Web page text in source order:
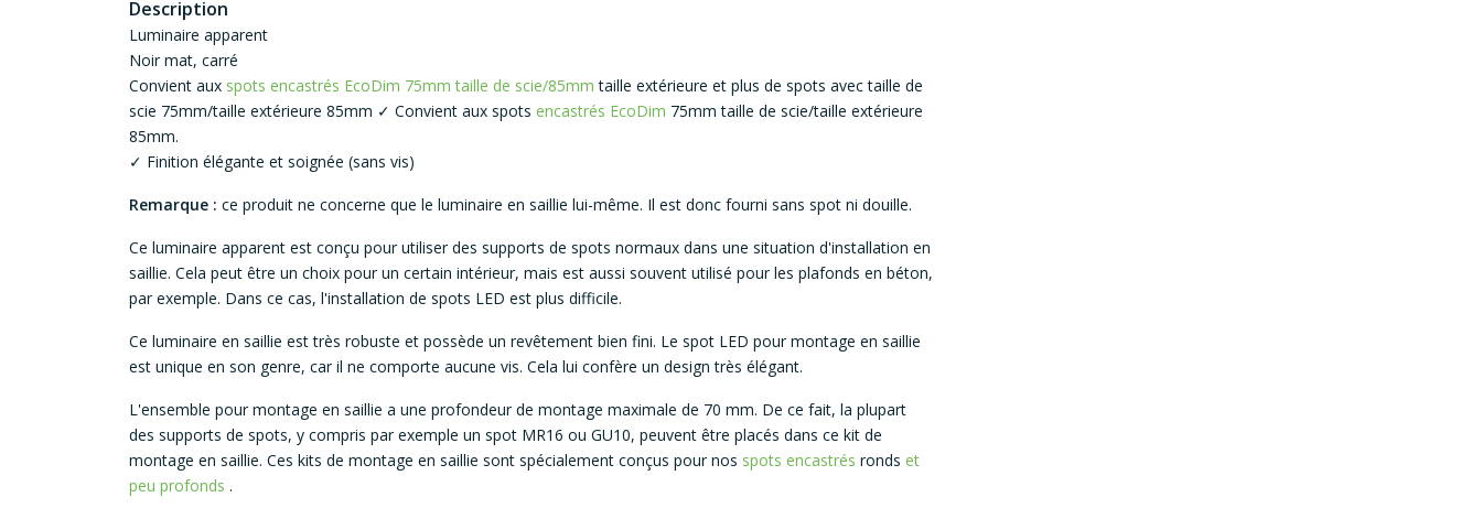
Description
Luminaire apparent
Noir mat, carré
Convient aux spots encastrés EcoDim 75mm taille de scie/85mm taille extérieure et plus de spots avec taille de
scie 75mm/taille extérieure 85mm ✓ Convient aux spots encastrés EcoDim 75mm taille de scie/taille extérieure
85mm.
✓ Finition élégante et soignée (sans vis)
Remarque : ce produit ne concerne que le luminaire en saillie lui-même. Il est donc fourni sans spot ni douille.
Ce luminaire apparent est conçu pour utiliser des supports de spots normaux dans une situation d'installation en
saillie. Cela peut être un choix pour un certain intérieur, mais est aussi souvent utilisé pour les plafonds en béton,
par exemple. Dans ce cas, l'installation de spots LED est plus difficile.
Ce luminaire en saillie est très robuste et possède un revêtement bien fini. Le spot LED pour montage en saillie
est unique en son genre, car il ne comporte aucune vis. Cela lui confère un design très élégant.
L'ensemble pour montage en saillie a une profondeur de montage maximale de 70 mm. De ce fait, la plupart
des supports de spots, y compris par exemple un spot MR16 ou GU10, peuvent être placés dans ce kit de
montage en saillie. Ces kits de montage en saillie sont spécialement conçus pour nos spots encastrés ronds et
peu profonds .